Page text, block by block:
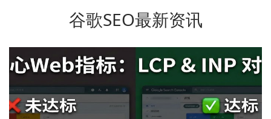
谷歌SEO最新资讯